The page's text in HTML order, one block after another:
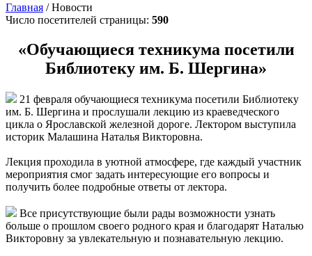
Главная /Новости
Число посетителей страницы: 590
«Обучающиеся техникума посетили
Библиотеку им. Б. Шергина»
21 февраля обучающиеся техникума посетили Библиотеку
им. Б. Шергина и прослушали лекцию из краеведческого
цикла о Ярославской железной дороге. Лектором выступила
историк Малашина Наталья Викторовна.
Лекция проходила в уютной атмосфере, где каждый участник
мероприятия смог задать интересующие его вопросы и
получить более подробные ответы от лектора.
Все присутствующие были рады возможности узнать
больше о прошлом своего родного края и благодарят Наталью
Викторовну за увлекательную и познавательную лекцию.